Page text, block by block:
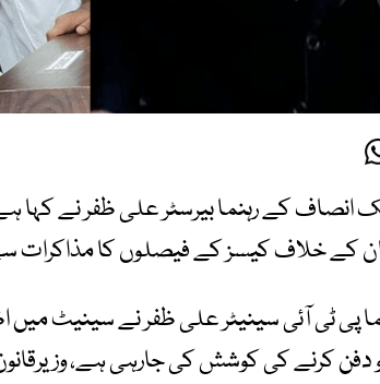
انصاف کے رہنما بیرسٹر علی ظفر نے کہا
کے خلاف کیسز کے فیصلوں کا مذاکرات
پی ٹی آئی سینیٹر علی ظفر نے سینیٹ